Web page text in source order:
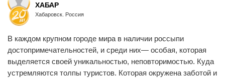
ХАБАР
Хабаровск. Россия
В каждом крупном городе мира в наличии россыпи
достопримечательностей, и среди них— особая, которая
выделяется своей уникальностью, неповторимостью. Куда
устремляются толпы туристов. Которая окружена заботой и